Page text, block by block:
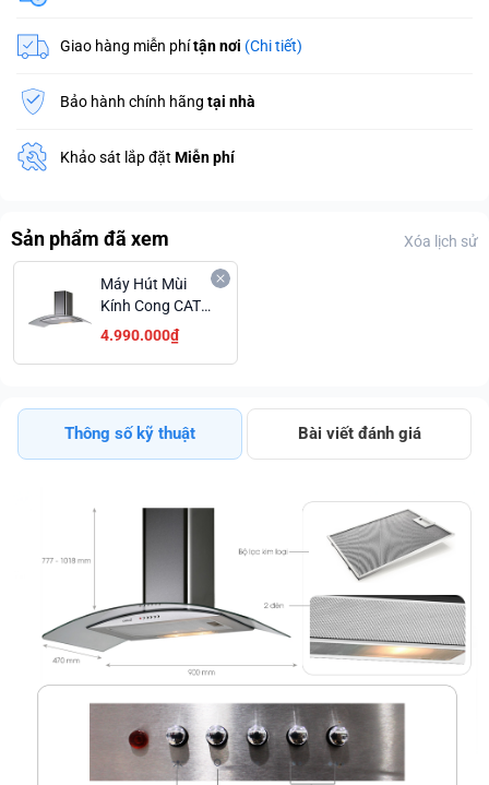
Giao hàng miễn phítận nơi (Chi tiết)
Bảo hành chính hãng tại nhà
Khảo sát lắp đặt Miễn phí
Sản phẩm đã xem Xóa lịch sử
Máy Hút Mùi
Kính Cong CATA
C GLASS 900
Lớn
4.990.000₫
Thông số kỹ thuật Bài viết đánh giá